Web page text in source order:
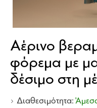
Αέρινο
φόρεμα με
δέσιμο στη
Διαθεσιμότητα: